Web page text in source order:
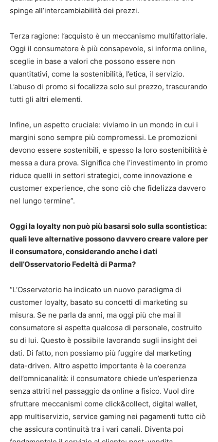
spinge all’intercambiabilità dei prezzi.
Terza ragione: l’acquisto è un meccanismo multifattoriale.
Oggi il consumatore è più consapevole, si informa online,
sceglie in base a valori che possono essere non
quantitativi, come la sostenibilità, l’etica, il servizio.
L’abuso di promo si focalizza solo sul prezzo, trascurando
tutti gli altri elementi.
Infine, un aspetto cruciale: viviamo in un mondo in cui i
margini sono sempre più compromessi. Le promozioni
devono essere sostenibili, e spesso la loro sostenibilità è
messa a dura prova. Significa che l’investimento in promo
riduce quelli in settori strategici, come innovazione e
customer experience, che sono ciò che fidelizza davvero
nel lungo termine”.
Oggi la loyalty non può più basarsi solo sulla scontistica:
quali leve alternative possono davvero creare valore per
il consumatore, considerando anche i dati
dell’Osservatorio Fedeltà di Parma?
“L’Osservatorio ha indicato un nuovo paradigma di
customer loyalty, basato su concetti di marketing su
misura. Se ne parla da anni, ma oggi più che mai il
consumatore si aspetta qualcosa di personale, costruito
su di lui. Questo è possibile lavorando sugli insight dei
dati. Di fatto, non possiamo più fuggire dal marketing
data-driven. Altro aspetto importante è la coerenza
dell’omnicanalità: il consumatore chiede un’esperienza
senza attriti nel passaggio da online a fisico. Vuol dire
sfruttare meccanismi come click&collect, digital wallet,
app multiservizio, service gaming nei pagamenti tutto ciò
che assicura continuità tra i vari canali. Diventa poi